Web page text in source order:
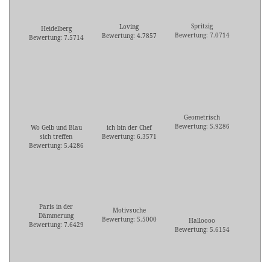
Heidelberg
Bewertung: 7.5714
Loving
Bewertung: 4.7857
Spritzig
Bewertung: 7.0714
Wo Gelb und Blau
sich treffen
Bewertung: 5.4286
ich bin der Chef
Bewertung: 6.3571
Geometrisch
Bewertung: 5.9286
Paris in der
Dämmerung
Bewertung: 7.6429
Motivsuche
Bewertung: 5.5000
Halloooo
Bewertung: 5.6154